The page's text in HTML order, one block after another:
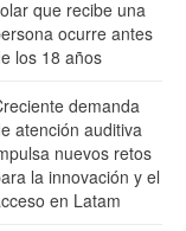
que recibe una
ocurre antes
los 18 años
demanda
atención auditiva
nuevos retos
la innovación y el
en Latam